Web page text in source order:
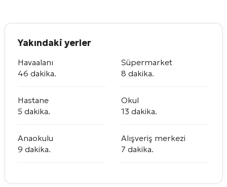
Yakındaki yerler
Havaalanı
46 dakika.
Süpermarket
8 dakika.
Hastane
5 dakika.
Okul
13 dakika.
Anaokulu
9 dakika.
Alışveriş merkezi
7 dakika.